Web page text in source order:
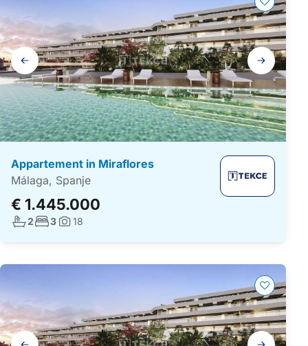
Galerij
navigatie
Appartement in Miraflores
Málaga, Spanje
€ 1.445.000
Aantal badkamers:
2Aantal slaapkamers:
3Foto's:
18
Galerij